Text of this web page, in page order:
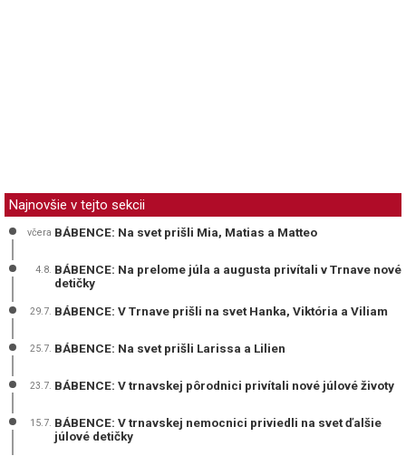
Najnovšie v tejto sekcii
včera BÁBENCE: Na svet prišli Mia, Matias a Matteo
4.8. BÁBENCE: Na prelome júla a augusta privítali v Trnave nové
detičky
29.7. BÁBENCE: V Trnave prišli na svet Hanka, Viktória a Viliam
25.7. BÁBENCE: Na svet prišli Larissa a Lilien
23.7. BÁBENCE: V trnavskej pôrodnici privítali nové júlové životy
15.7. BÁBENCE: V trnavskej nemocnici priviedli na svet ďalšie
júlové detičky